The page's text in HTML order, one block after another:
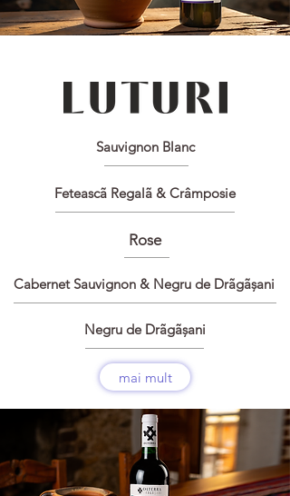
Sauvignon Blanc
Feteascã Regalã & Crâmposie
Rose
Cabernet Sauvignon & Negru de Drãgãșani
Negru de Drãgãșani
mai mult